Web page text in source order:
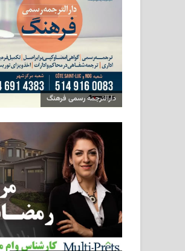
دارالترجمه رسمی فرهنگ